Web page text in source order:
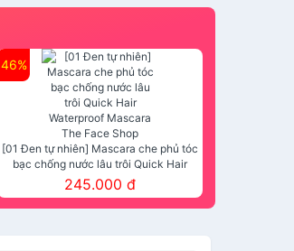
46%
[01 Đen tự nhiên] Mascara che phủ tóc
bạc chống nước lâu trôi Quick Hair
Waterproof Mascara The Face Shop
245.000 đ